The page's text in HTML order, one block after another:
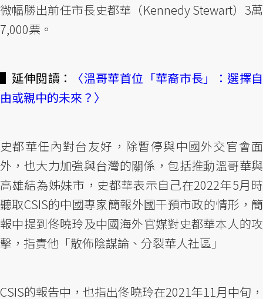
微幅勝出前任市長史都華（Kennedy Stewart）3萬
7,000票。
▌延伸閱讀：
〈溫哥華首位「華裔市長」：選擇自
由或親中的未來？〉
史都華任內對台友好，除暫停與中國外交官會面
外，也大力加強與台灣的關係，包括推動溫哥華與
高雄結為姊妹市，史都華表示自己在2022年5月時
聽取CSIS的中國專家簡報外國干預市政的情形，簡
報中提到佟曉玲及中國海外官媒對史都華本人的攻
擊，指責他「散佈陰謀論、分裂華人社區」
CSIS的報告中，也指出佟曉玲在2021年11月中旬，